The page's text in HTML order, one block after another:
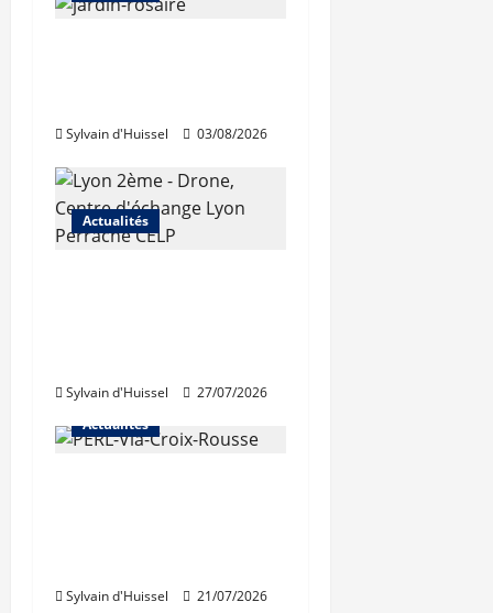
Sylvain d'Huissel 03/08/2026
Actualités
Sylvain d'Huissel
27/07/2026
Actualités
Sylvain d'Huissel 21/07/2026